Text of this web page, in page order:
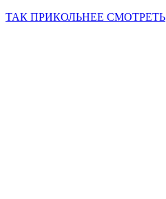
ТАК ПРИКОЛЬНЕЕ СМОТРЕТЬ